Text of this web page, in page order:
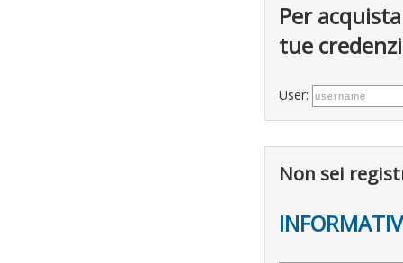
Per
tue
User:
Non sei